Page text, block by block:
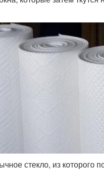
стекло, из